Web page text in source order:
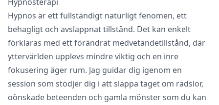
Hypnos är ett fullständigt naturligt fenomen, ett
behagligt och avslappnat tillstånd. Det kan enkelt
förklaras med ett förändrat medvetandetillstånd, där
yttervärlden upplevs mindre viktig och en inre
fokusering äger rum. Jag guidar dig igenom en
session som stödjer dig i att släppa taget om rädslor,
oönskade beteenden och gamla mönster som du kan